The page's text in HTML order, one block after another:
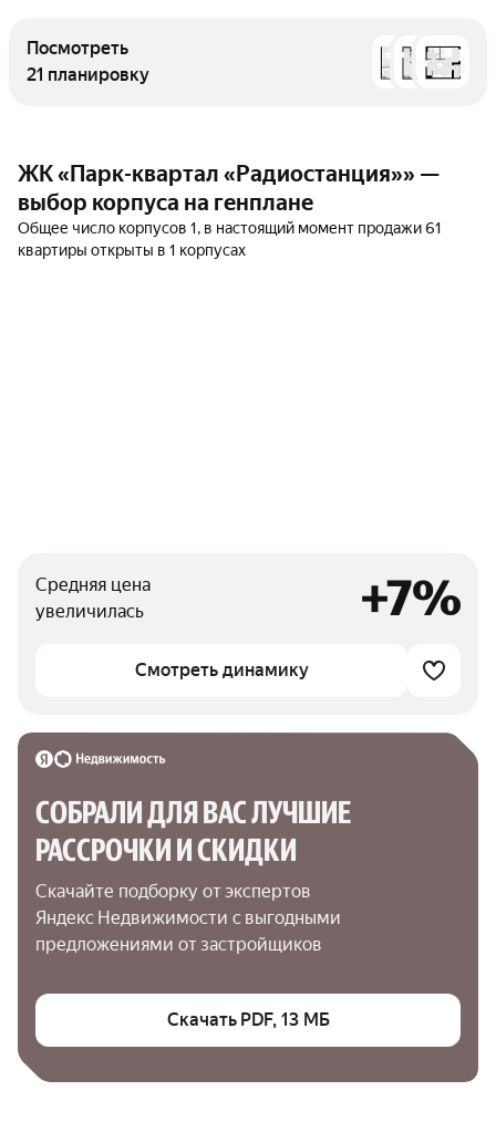
Посмотреть
21 планировку
ЖК «Парк-квартал «Радиостанция»» —
выбор корпуса на генплане
Общее число корпусов 1, в настоящий момент продажи 61
квартиры открыты в 1 корпусах
Средняя цена
увеличилась
+7%
Смотреть динамику
СОБРАЛИ ДЛЯ ВАС ЛУЧШИЕ
РАССРОЧКИ И СКИДКИ
Скачайте подборку от экспертов
Яндекс Недвижимости с выгодными
предложениями от застройщиков
Скачать PDF, 13 МБ